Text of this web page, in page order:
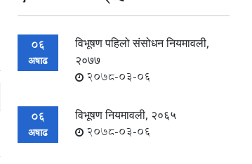
06
अषाढ
विभूषण पहिलो संसोधन नियमावली,
२०७७
2078-03-06
06
अषाढ
विभूषण नियमावली, २०६५
2078-03-06